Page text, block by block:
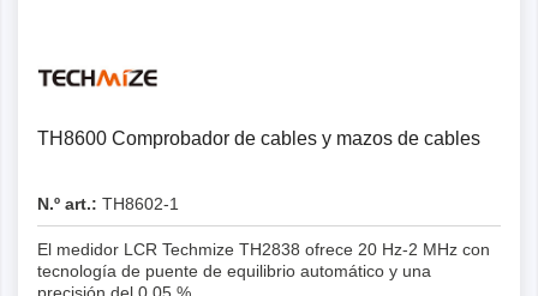
TH8600 Comprobador de cables y mazos de cables
N.º art.: TH8602-1
El medidor LCR Techmize TH2838 ofrece 20 Hz-2 MHz con
tecnología de puente de equilibrio automático y una